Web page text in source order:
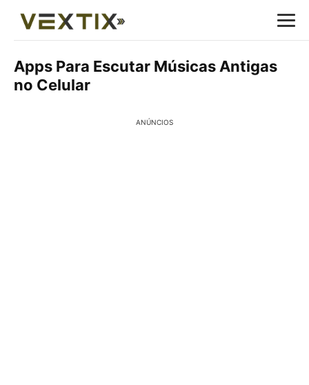
Apps Para Escutar Músicas Antigas
no Celular
ANÚNCIOS